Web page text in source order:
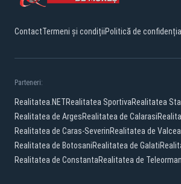
ContactTermeni și condițiiPolitică de
Parteneri:
Realitatea.NETRealitatea SportivaRealitatea
Realitatea de ArgesRealitatea de Calarasi
Realitatea de Caras-SeverinRealitatea de Valcea
Realitatea de BotosaniRealitatea de Galati
Realitatea de ConstantaRealitatea de Teleorman